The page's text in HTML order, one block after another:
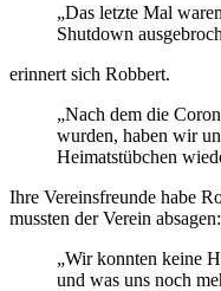
„Das letzte Mal
Shutdown
erinnert sich Robbert.
„Nach dem die
wurden, haben wir
Heimatstübchen
Ihre Vereinsfreunde habe
mussten der Verein absagen:
„Wir konnten keine
und was uns noch